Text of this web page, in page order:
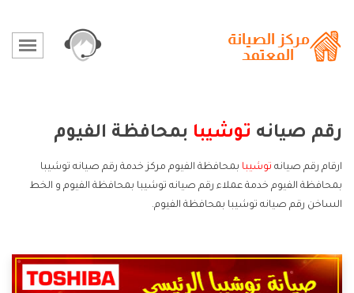
رقم صيانه توشيبا بمحافظة الفيوم
ارقام رقم صيانه توشيبا بمحافظة الفيوم مركز خدمة رقم صيانه توشيبا
بمحافظة الفيوم خدمة عملاء رقم صيانه توشيبا بمحافظة الفيوم و الخط
الساخن رقم صيانه توشيبا بمحافظة الفيوم.